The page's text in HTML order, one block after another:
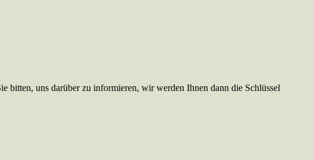
bitten, uns darüber zu informieren, wir werden Ihnen dann die Schlüssel